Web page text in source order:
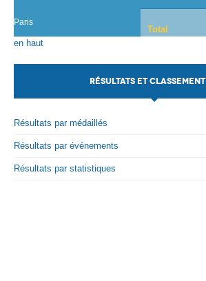
Par Statistiques
Médias
Paris
Total
en haut
RÉSULTATS ET CLASSEMENT
Résultats par médaillés
Résultats par événements
Résultats par statistiques